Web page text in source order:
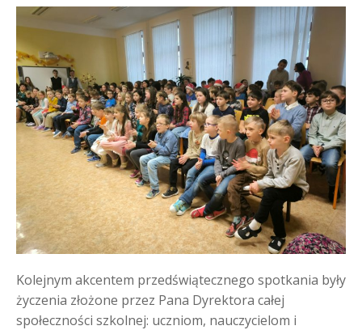
Kolejnym akcentem przedświątecznego spotkania były
życzenia złożone przez Pana Dyrektora całej
społeczności szkolnej: uczniom, nauczycielom i